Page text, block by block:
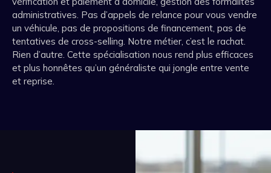
administratives. Pas d’appels de relance pour vous vendre
un véhicule, pas de propositions de financement, pas de
tentatives de cross-selling. Notre métier, c’est le rachat.
Rien d’autre. Cette spécialisation nous rend plus efficaces
et plus honnêtes qu’un généraliste qui jongle entre vente
et reprise.